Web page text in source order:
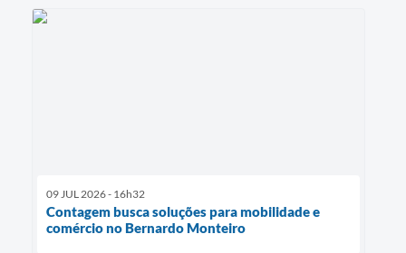
09 JUL 2026 - 16h32
Contagem busca soluções para mobilidade e
comércio no Bernardo Monteiro